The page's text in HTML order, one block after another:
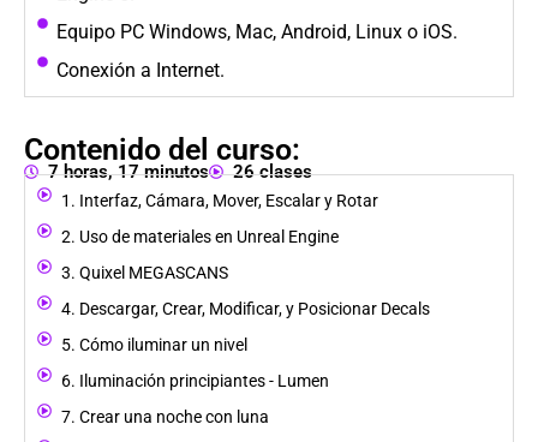
Equipo PC Windows, Mac, Android, Linux o iOS.
Conexión a Internet.
Contenido del curso:
7 horas, 17 minutos 26 clases
1. Interfaz, Cámara, Mover, Escalar y Rotar
2. Uso de materiales en Unreal Engine
3. Quixel MEGASCANS
4. Descargar, Crear, Modificar, y Posicionar Decals
5. Cómo iluminar un nivel
6. Iluminación principiantes - Lumen
7. Crear una noche con luna